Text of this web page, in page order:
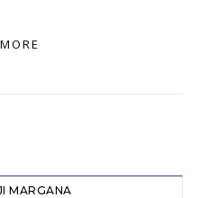
MARGANA